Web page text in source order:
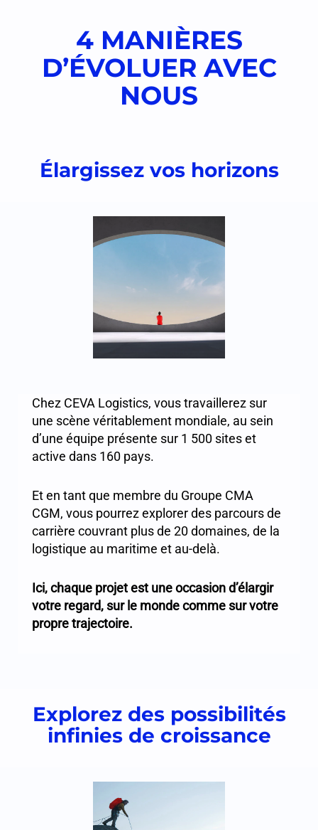
4 MANIÈRES
D’ÉVOLUER AVEC
NOUS
Élargissez vos horizons
Chez CEVA Logistics, vous travaillerez sur
une scène véritablement mondiale, au sein
d’une équipe présente sur 1 500 sites et
active dans 160 pays.
Et en tant que membre du Groupe CMA
CGM, vous pourrez explorer des parcours de
carrière couvrant plus de 20 domaines, de la
logistique au maritime et au-delà.
Ici, chaque projet est une occasion d’élargir
votre regard, sur le monde comme sur votre
propre trajectoire.
Explorez des possibilités
infinies de croissance